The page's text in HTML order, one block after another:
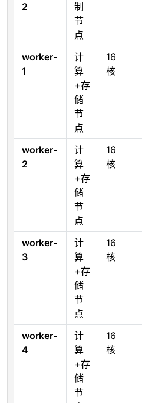
2
制
节
点
worker-
1
计
算
+存
储
节
点
16
核
worker-
2
计
算
+存
储
节
点
16
核
worker-
3
计
算
+存
储
节
点
16
核
worker-
4
计
算
+存
储
节
16
核